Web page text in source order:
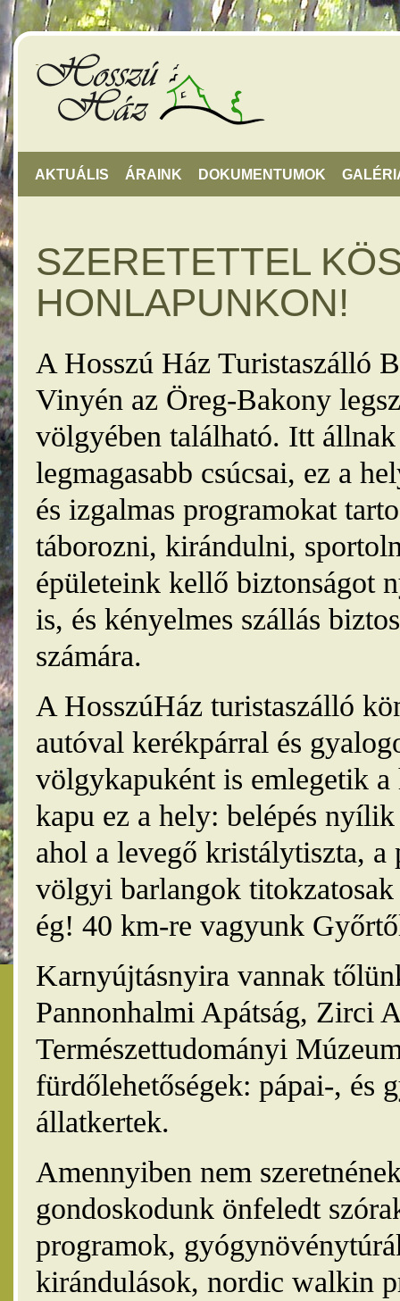
AKTUÁLIS ÁRAINK DOKUMENTUMOK
SZERETETTEL
HONLAPUNKON!
A Hosszú Ház Turistaszálló
Vinyén az Öreg-Bakony
völgyében található. Itt
legmagasabb csúcsai, ez a
és izgalmas programokat
táborozni, kirándulni,
épületeink kellő biztonságot
is, és kényelmes szállás
számára.
A HosszúHáz turistaszálló
autóval kerékpárral és
völgykapuként is emlegetik
kapu ez a hely: belépés
ahol a levegő kristálytiszta, a
völgyi barlangok
ég! 40 km-re vagyunk
Karnyújtásnyira vannak
Pannonhalmi Apátság, Zirci
Természettudományi
fürdőlehetőségek: pápai-, és
állatkertek.
Amennyiben nem
gondoskodunk önfeledt
programok,
kirándulások, nordic walkin